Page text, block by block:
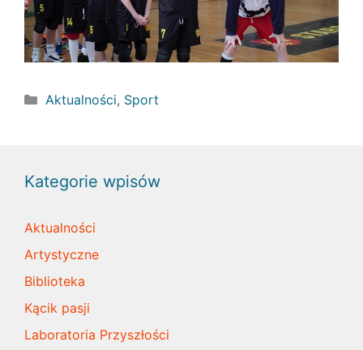
Kategorie
Aktualności, Sport
Kategorie wpisów
Aktualności
Artystyczne
Biblioteka
Kącik pasji
Laboratoria Przyszłości